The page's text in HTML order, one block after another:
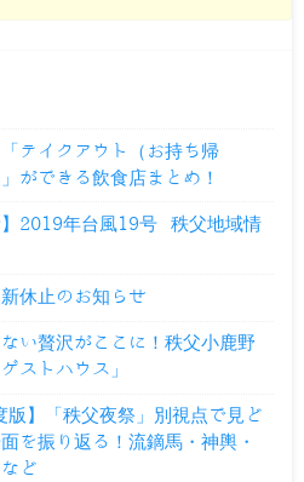
テイクアウト（お持ち帰
ができる飲食店まとめ！
】2019年台風19号 秩父地域情
休止のお知らせ
い贅沢がここに！秩父小鹿野
ストハウス」
版】「秩父夜祭」別視点で見ど
を振り返る！流鏑馬・神輿・
ど